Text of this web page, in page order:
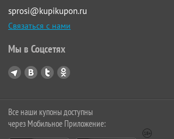
sprosi@kupikupon.ru
Связаться с нами
Мы в Соцсетях
Все наши купоны доступны
через Мобильное Приложение: